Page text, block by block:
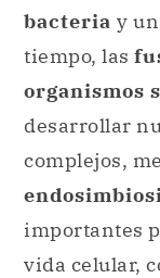
bacteria y
tiempo, las
organismos
desarrollar
complejos,
importantes
vida celular,